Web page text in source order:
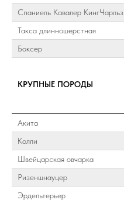
Спаниель Кавалер КингЧарльз
Такса длинношерстная
Боксер
КРУПНЫЕ ПОРОДЫ
Акита
Колли
Швейцарская овчарка
Ризеншнауцер
Эрдельтерьер